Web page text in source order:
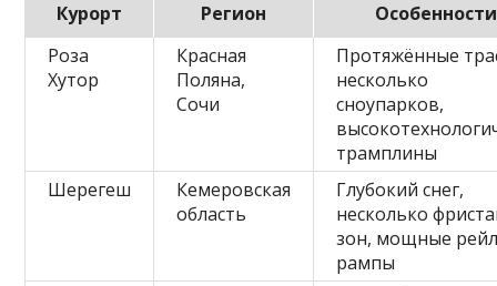
Курорт Регион
Особенности
Роза
Хутор
Красная
Поляна,
Сочи
Протяжённые
несколько
сноупарков,
трамплины
Шерегеш
Кемеровская
область
Глубокий снег,
несколько
зон, мощные
рампы